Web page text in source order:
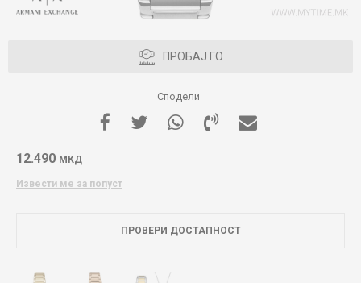
ПРОБАЈ ГО
Сподели
12.490 МКД
Извести ме за попуст
ПРОВЕРИ ДОСТАПНОСТ